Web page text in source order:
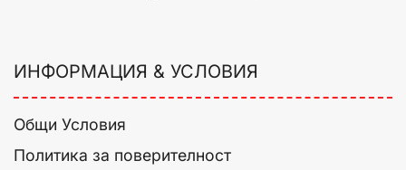
ИНФОРМАЦИЯ & УСЛОВИЯ
Общи Условия
Политика за поверителност